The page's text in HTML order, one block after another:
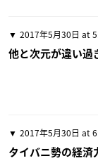
2017年5月30日 at
他と次元が違い過
2017年5月30日 at
タイバニ勢の経済